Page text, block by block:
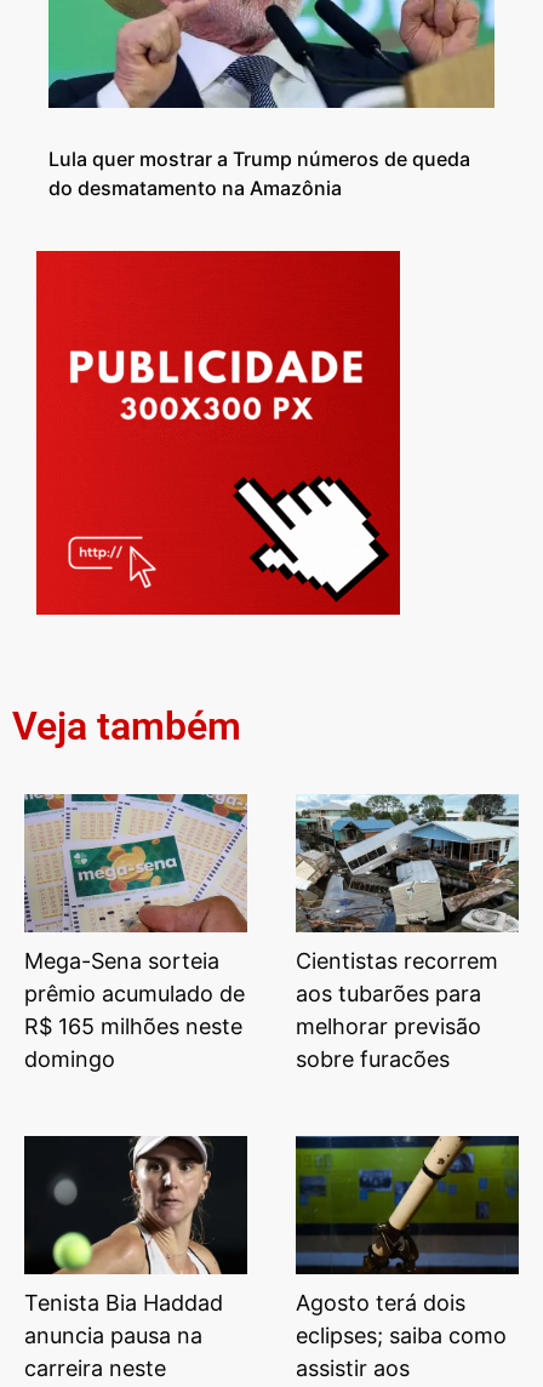
Lula quer mostrar a Trump números de queda
do desmatamento na Amazônia
Veja também
Mega-Sena sorteia
prêmio acumulado de
R$ 165 milhões neste
domingo
Cientistas recorrem
aos tubarões para
melhorar previsão
sobre furacões
Tenista Bia Haddad
anuncia pausa na
carreira neste
Agosto terá dois
eclipses; saiba como
assistir aos